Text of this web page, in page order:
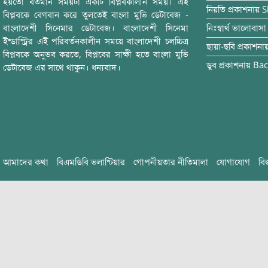
বিপ্লবকে বেগবান করে তুলতেই বাংলা মুভি ডেটাবেজ -
বাংলাদেশী সিনেমার ডেটাবেজ। বাংলাদেশী সিনেমা
ইন্ডাস্ট্রির এই পরিবর্তনকালীন সময়ে বাংলাদেশী চলচ্চিত্র
বিপ্লবকে অনুভব করতে, বিপ্লবের সাক্ষী হতে বাংলা মুভি
ডেটাবেজ এর সাথে থাকুন। ধন্যবাদ।
নিয়তি প্রকাশনায়
নিঃস্বার্থ ভালোবাসা
ছায়া-ছবি
ডুব প্রকাশনায়
আমাদের কথা বিএমডিবি ভলান্টিয়ার গোপনীয়তার নীতিমালা যোগাযোগ